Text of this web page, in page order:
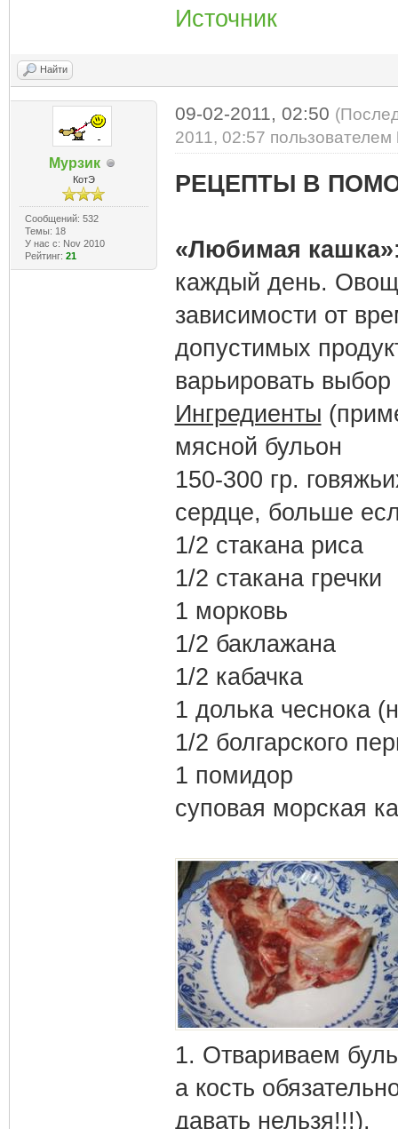
Источник
Найти
Мурзик
КотЭ
Сообщений: 532
Темы: 18
У нас с: Nov 2010
Рейтинг: 21
09-02-2011, 02:50
2011, 02:57 пользователем
РЕЦЕПТЫ В
«Любимая кашка»
каждый день.
зависимости от
допустимых
варьировать
Ингредиенты
мясной бульон
150-300 гр.
сердце, больше
1/2 стакана риса
1/2 стакана гречки
1 морковь
1/2 баклажана
1/2 кабачка
1 долька чеснока
1/2 болгарского
1 помидор
суповая морская
1. Отвариваем
а кость
давать нельзя!!!).